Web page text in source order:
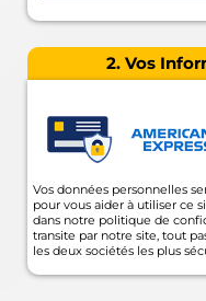
2. Vos
Vos données personnelles
pour vous aider à utiliser ce
dans notre politique de
transite par notre site, tout
les deux sociétés les plus